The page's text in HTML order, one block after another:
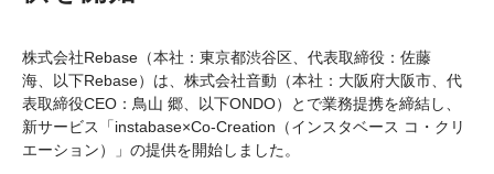
株式会社Rebase（本社：東京都渋谷区、代表取締役：佐藤
海、以下Rebase）は、株式会社音動（本社：大阪府大阪市、代
表取締役CEO：鳥山 郷、以下ONDO）とで業務提携を締結し、
新サービス「instabase×Co-Creation（インスタベース コ・クリ
エーション）」の提供を開始しました。